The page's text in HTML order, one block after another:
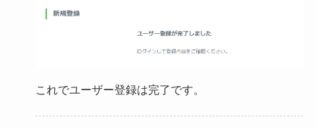
これでユーザー登録は完了です。